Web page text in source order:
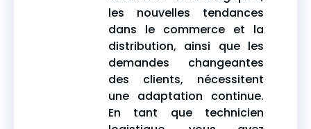
les nouvelles tendances
dans le commerce et la
distribution, ainsi que les
demandes changeantes
des clients, nécessitent
une adaptation continue.
En tant que technicien